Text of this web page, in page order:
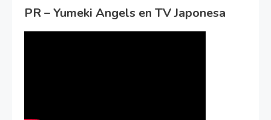
PR – Yumeki Angels en TV Japonesa